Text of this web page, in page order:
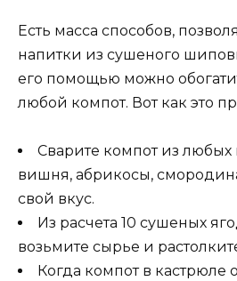
Есть масса способов,
напитки из сушеного
его помощью можно
любой компот. Вот как это
Сварите компот из любых
вишня, абрикосы,
свой вкус.
Из расчета 10 сушеных
возьмите сырье и
Когда компот в кастрюле